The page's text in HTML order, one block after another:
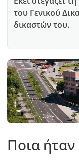
του Γενικού
δικαστών του.
Ποια